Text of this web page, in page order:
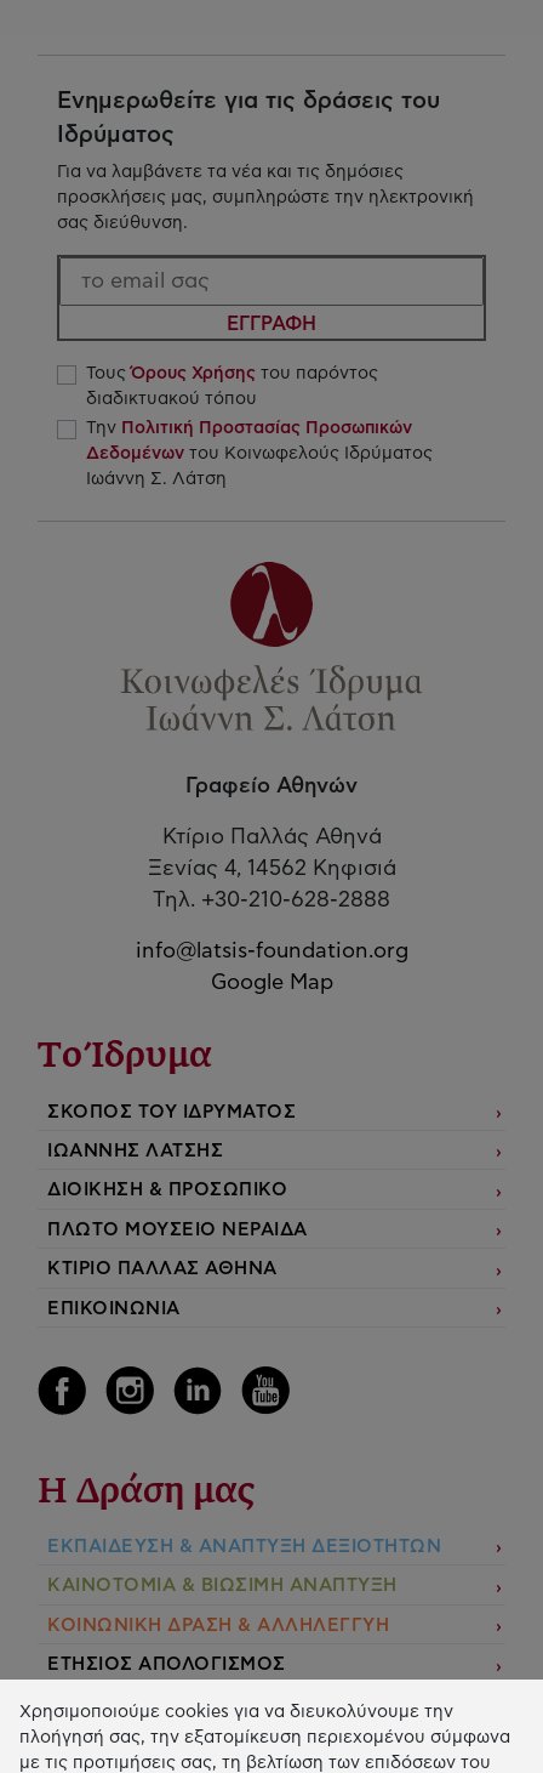
Ενημερωθείτε για τις δράσεις του
Ιδρύματος
Για να λαμβάνετε τα νέα και τις δημόσιες
προσκλήσεις μας, συμπληρώστε την ηλεκτρονική
σας διεύθυνση.
ΕΓΓΡΑΦΗ
ΤουςΌρους Χρήσης του παρόντος
διαδικτυακού τόπου
Την Πολιτική Προστασίας Προσωπικών
Δεδομένων του Κοινωφελούς Ιδρύματος
Ιωάννη Σ. Λάτση
Γραφείο Αθηνών
Κτίριο Παλλάς Αθηνά
Ξενίας 4, 14562 Κηφισιά
Τηλ. +30-210-628-2888
info@latsis-foundation.org
Google Map
Το Ίδρυμα
ΣΚΟΠΟΣ ΤΟΥ ΙΔΡΥΜΑΤΟΣ
ΙΩΑΝΝΗΣ ΛΑΤΣΗΣ
ΔΙΟΙΚΗΣΗ & ΠΡΟΣΩΠΙΚΟ
ΠΛΩΤΟ ΜΟΥΣΕΙΟ ΝΕΡΑΙΔΑ
ΚΤΙΡΙΟ ΠΑΛΛΑΣ ΑΘΗΝΑ
ΕΠΙΚΟΙΝΩΝΙΑ
Η Δράση μας
ΕΚΠΑIΔΕΥΣΗ & ΑΝΑΠΤΥΞΗ ΔΕΞΙΟΤΗΤΩΝ
ΚΑΙΝΟΤΟΜΙΑ & ΒΙΩΣΙΜΗ ΑΝΑΠΤΥΞΗ
ΚΟΙΝΩΝΙΚΗ ΔΡΑΣΗ & ΑΛΛΗΛΕΓΓΥΗ
ΕΤΗΣΙΟΣ ΑΠΟΛΟΓΙΣΜΟΣ
E-LIBRARY
ΧΡΗΜΑΤΟΔΟΤΗΣΕΙΣ
Χρησιμοποιούμε cookies για να διευκολύνουμε την
πλοήγησή σας, την εξατομίκευση περιεχομένου σύμφωνα
με τις προτιμήσεις σας, τη βελτίωση των επιδόσεων του